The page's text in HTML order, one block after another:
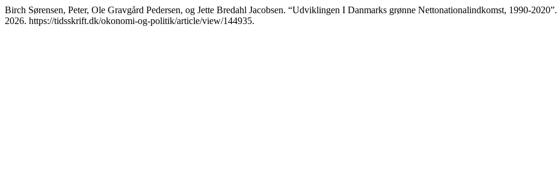
Birch Sørensen, Peter, Ole Gravgård Pedersen, og Jette Bredahl Jacobsen. “Udviklingen I Danmarks grønne Nettonationalindkomst, 1990-2020”.
2026. https://tidsskrift.dk/okonomi-og-politik/article/view/144935.